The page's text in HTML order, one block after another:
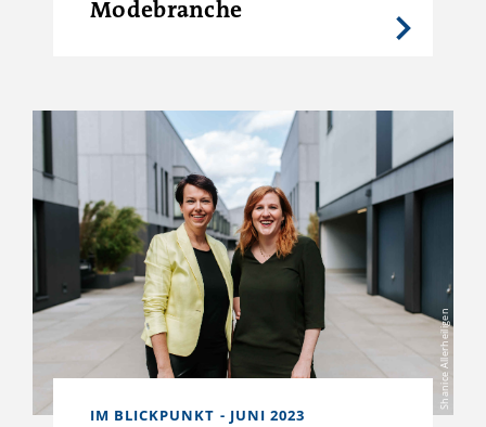
Modebranche
Shanice Allerheiligen
IM BLICKPUNKT - JUNI 2023